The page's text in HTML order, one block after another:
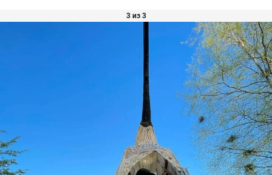
3 из 3